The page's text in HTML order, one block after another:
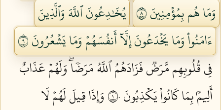
وَمَا هُم بِمُؤۡمِنِينَ ٨
يُخَٰدِعُونَ ٱللَّهَ وَٱلَّذِينَ
ءَامَنُواْ وَمَا يَخۡدَعُونَ إِلَّآ أَنفُسَهُمۡ وَمَا يَشۡعُرُونَ ٩
فِي قُلُوبِهِم مَّرَضٞ فَزَادَهُمُ ٱللَّهُ مَرَضٗاۖ وَلَهُمۡ عَذَابٌ
أَلِيمُۢ بِمَا كَانُواْ يَكۡذِبُونَ ١٠
وَإِذَا قِيلَ لَهُمۡ لَا